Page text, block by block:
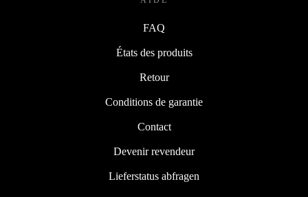
FAQ
États des produits
Retour
Conditions de garantie
Contact
Devenir revendeur
Lieferstatus abfragen